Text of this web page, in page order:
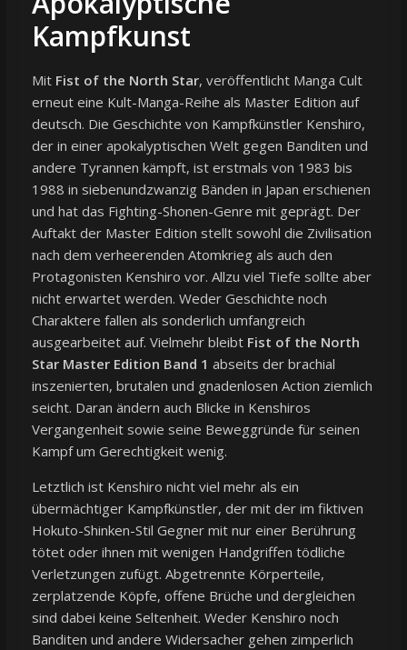
Kampfkunst
Mit Fist of the North Star, veröffentlicht Manga Cult
erneut eine Kult-Manga-Reihe als Master Edition auf
deutsch. Die Geschichte von Kampfkünstler Kenshiro,
der in einer apokalyptischen Welt gegen Banditen und
andere Tyrannen kämpft, ist erstmals von 1983 bis
1988 in siebenundzwanzig Bänden in Japan erschienen
und hat das Fighting-Shonen-Genre mit geprägt. Der
Auftakt der Master Edition stellt sowohl die Zivilisation
nach dem verheerenden Atomkrieg als auch den
Protagonisten Kenshiro vor. Allzu viel Tiefe sollte aber
nicht erwartet werden. Weder Geschichte noch
Charaktere fallen als sonderlich umfangreich
ausgearbeitet auf. Vielmehr bleibt Fist of the North
Star Master Edition Band 1 abseits der brachial
inszenierten, brutalen und gnadenlosen Action ziemlich
seicht. Daran ändern auch Blicke in Kenshiros
Vergangenheit sowie seine Beweggründe für seinen
Kampf um Gerechtigkeit wenig.
Letztlich ist Kenshiro nicht viel mehr als ein
übermächtiger Kampfkünstler, der mit der im fiktiven
Hokuto-Shinken-Stil Gegner mit nur einer Berührung
tötet oder ihnen mit wenigen Handgriffen tödliche
Verletzungen zufügt. Abgetrennte Körperteile,
zerplatzende Köpfe, offene Brüche und dergleichen
sind dabei keine Seltenheit. Weder Kenshiro noch
Banditen und andere Widersacher gehen zimperlich